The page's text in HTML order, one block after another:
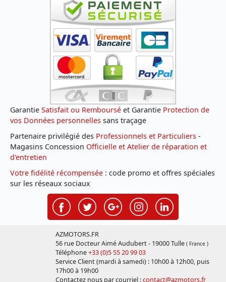
Garantie Satisfait ou Remboursé et Garantie Protection de
vos Données personnelles sans traçage
Partenaire privilégié des Professionnels et Particuliers -
Magasins Concession Officielle et Atelier de réparation et
d'entretien
Votre fidélité récompensée : code promo et offres spéciales
sur les réseaux sociaux
AZMOTORS.FR
56 rue Docteur Aimé Audubert - 19000 Tulle ( France )
Téléphone+33 (0)5 55 20 99 03
Service Client (mardi à samedi) : 10h00 à 12h00, puis
17h00 à 19h00
Contactez nous par courriel :contact@azmotors.fr